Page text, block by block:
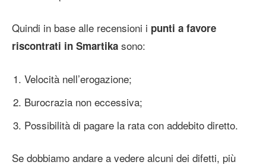
Quindi in base alle recensioni i punti a favore
riscontrati in Smartika sono:
Velocità nell’erogazione;
Burocrazia non eccessiva;
Possibilità di pagare la rata con addebito diretto.
Se dobbiamo andare a vedere alcuni dei difetti, più